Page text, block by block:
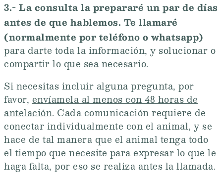
3.-La consulta la prepararé un par de días
antes de que hablemos. Te llamaré
(normalmente por teléfono o whatsapp)
para darte toda la información, y solucionar o
compartir lo que sea necesario.
Si necesitas incluir alguna pregunta, por
favor, envíamela al menos con 48 horas de
antelación. Cada comunicación requiere de
conectar individualmente con el animal, y se
hace de tal manera que el animal tenga todo
el tiempo que necesite para expresar lo que le
haga falta, por eso se realiza antes la llamada.